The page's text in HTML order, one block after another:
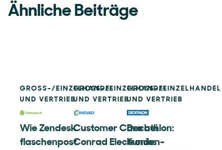
Ähnliche Beiträge
GROSS-/EINZELHANDEL U
ND VERTRIEB
Wie Zendesk
flaschenpost
GROSS-/EINZELHANDEL U
ND VERTRIEB
Customer Care bei
Conrad Electronic:
GROSS-/EINZELHANDEL U
ND VERTRIEB
Decathlon:
Kunden-